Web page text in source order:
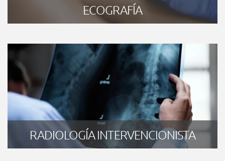
ECOGRAFÍA
RADIOLOGÍA INTERVENCIONISTA